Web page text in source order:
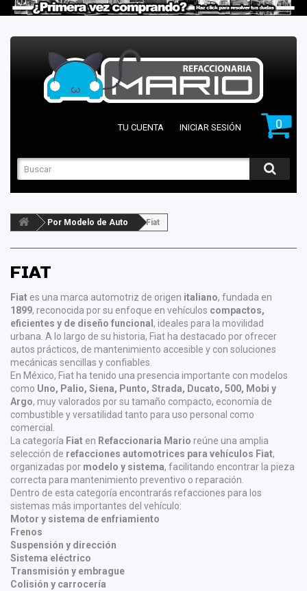
0
TU CUENTA INICIAR SESIÓN
Por Modelo de Auto Fiat
FIAT
Fiat es una marca automotriz de origen italiano, fundada en
1899, reconocida por su enfoque en vehículos compactos,
eficientes y de diseño funcional , ideales para la movilidad
urbana. A lo largo de su historia, Fiat ha destacado por ofrecer
autos prácticos, de mantenimiento accesible y con soluciones
mecánicas sencillas y confiables.
En México, Fiat ha tenido una presencia importante con modelos
como Uno, Palio, Siena, Punto, Strada, Ducato, 500, Mobi y
Argo, muy valorados por su tamaño compacto, economía de
combustible y versatilidad tanto para uso personal como
comercial.
La categoría Fiat en Refaccionaria Mario reúne una amplia
selección de refacciones automotrices para vehículos Fiat,
organizadas por modelo y sistema, facilitando encontrar la pieza
correcta para mantenimiento preventivo o reparación.
Dentro de esta categoría encontrarás refacciones para los
sistemas más importantes del vehículo:
Motor y sistema de enfriamiento
Frenos
Suspensión y dirección
Sistema eléctrico
Transmisión y embrague
Colisión y carrocería